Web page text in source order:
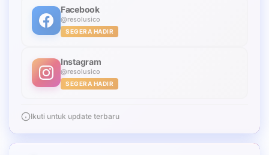
Facebook
@resolusico
SEGERA HADIR
Instagram
@resolusico
SEGERA HADIR
Ikuti untuk update terbaru